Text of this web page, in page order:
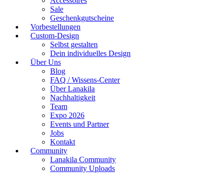
Sale
Geschenkgutscheine
Vorbestellungen
Custom-Design
Selbst gestalten
Dein individuelles Design
Über Uns
Blog
FAQ / Wissens-Center
Über Lanakila
Nachhaltigkeit
Team
Expo 2026
Events und Partner
Jobs
Kontakt
Community
Lanakila Community
Community Uploads